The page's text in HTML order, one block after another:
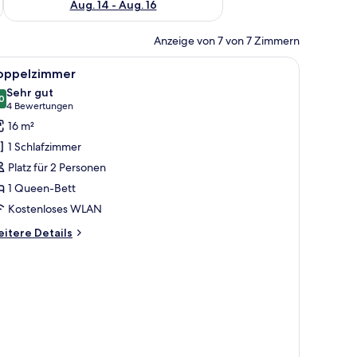
Aug. 14 - Aug. 16
Anzeige von 7 von 7 Zimmern
Zimmer, kostenloses WLAN, BettwäscheDoppelzimmer | Schreibtisch, schallisolierte
3
von 10
Sehr gut
4 Bewertungen
(4
Bewertungen)
16 m²
1 Schlafzimmer
Platz für 2 Personen
1 Queen-Bett
Kostenloses WLAN
Details